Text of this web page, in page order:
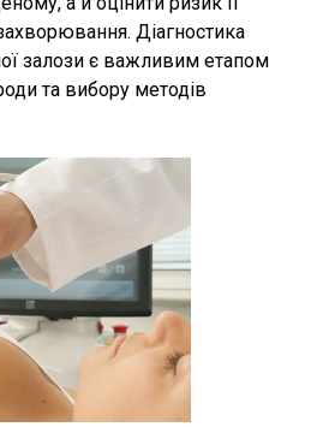
Діагностика
залози є важливим етапом
та вибору методів